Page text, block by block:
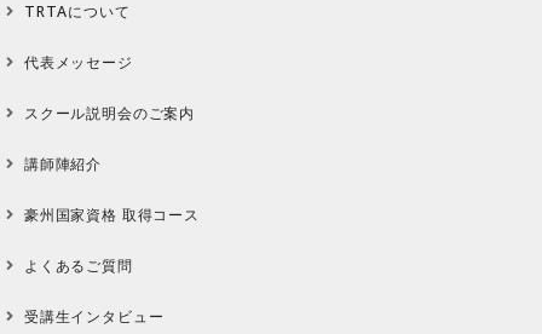
TRTAについて
代表メッセージ
スクール説明会のご案内
講師陣紹介
豪州国家資格 取得コース
よくあるご質問
受講生インタビュー